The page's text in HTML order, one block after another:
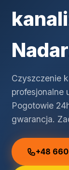
Czyszczenie
profesjonalne
Pogotowie
gwarancja.
+48 660